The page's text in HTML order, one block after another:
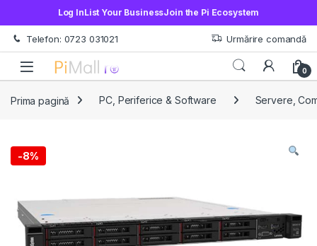
Log InList Your BusinessJoin the Pi Ecosystem
Treci la navigare
Sări la conținut
Telefon: 0723 031021 Urmărire comandă
Open 0
Prima pagină PC, Periferice & Software Servere,
-8%